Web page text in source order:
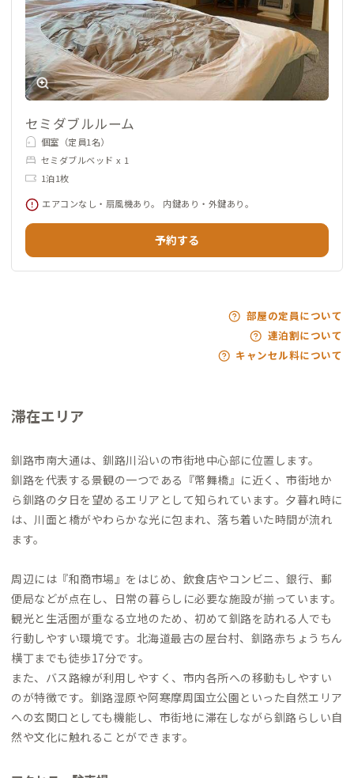
セミダブルルーム
個室（定員1名）
セミダブルベッド x 1
1泊1枚
エアコンなし・扇風機あり。 内鍵あり・外鍵あり。
予約する
部屋の定員について
連泊割について
キャンセル料について
滞在エリア
釧路市南大通は、釧路川沿いの市街地中心部に位置します。
釧路を代表する景観の一つである『幣舞橋』に近く、市街地か
ら釧路の夕日を望めるエリアとして知られています。夕暮れ時に
は、川面と橋がやわらかな光に包まれ、落ち着いた時間が流れ
ます。
周辺には『和商市場』をはじめ、飲食店やコンビニ、銀行、郵
便局などが点在し、日常の暮らしに必要な施設が揃っています。
観光と生活圏が重なる立地のため、初めて釧路を訪れる人でも
行動しやすい環境です。北海道最古の屋台村、釧路赤ちょうちん
横丁までも徒歩17分です。
また、バス路線が利用しやすく、市内各所への移動もしやすい
のが特徴です。釧路湿原や阿寒摩周国立公園といった自然エリア
への玄関口としても機能し、市街地に滞在しながら釧路らしい自
然や文化に触れることができます。